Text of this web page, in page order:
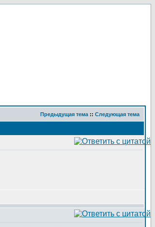
Предыдущая тема :: Следующая тема